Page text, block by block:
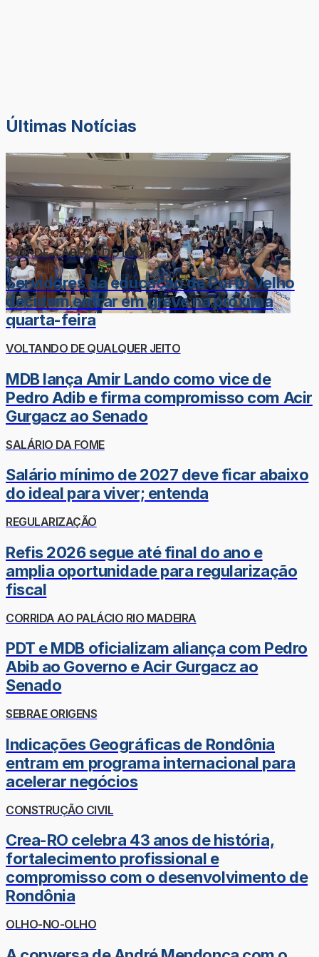
Últimas Notícias
DOR-DE-CABEÇA DO LÉO
Servidores da educação de Porto Velho
decidem entrar em greve na próxima
quarta-feira
VOLTANDO DE QUALQUER JEITO
MDB lança Amir Lando como vice de
Pedro Adib e firma compromisso com Acir
Gurgacz ao Senado
SALÁRIO DA FOME
Salário mínimo de 2027 deve ficar abaixo
do ideal para viver; entenda
REGULARIZAÇÃO
Refis 2026 segue até final do ano e
amplia oportunidade para regularização
fiscal
CORRIDA AO PALÁCIO RIO MADEIRA
PDT e MDB oficializam aliança com Pedro
Abib ao Governo e Acir Gurgacz ao
Senado
SEBRAE ORIGENS
Indicações Geográficas de Rondônia
entram em programa internacional para
acelerar negócios
CONSTRUÇÃO CIVIL
Crea-RO celebra 43 anos de história,
fortalecimento profissional e
compromisso com o desenvolvimento de
Rondônia
OLHO-NO-OLHO